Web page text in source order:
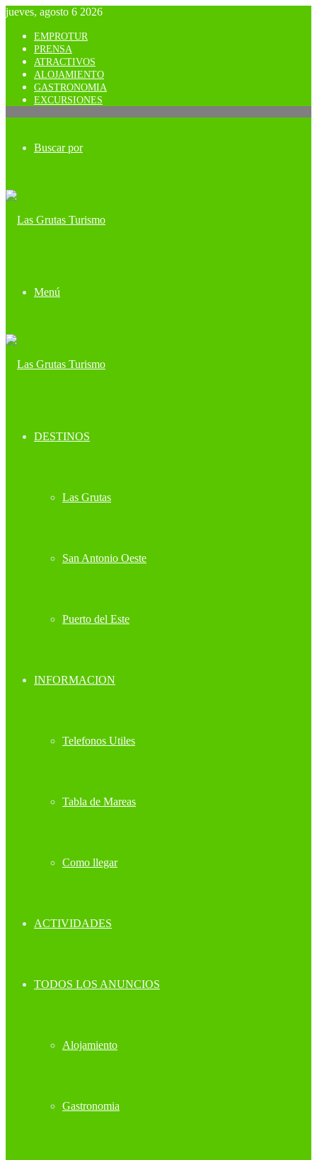
jueves, agosto 6 2026
EMPROTUR
PRENSA
ATRACTIVOS
ALOJAMIENTO
GASTRONOMIA
EXCURSIONES
Buscar por
Menú
DESTINOS
Las Grutas
San Antonio Oeste
Puerto del Este
INFORMACION
Telefonos Utiles
Tabla de Mareas
Como llegar
ACTIVIDADES
TODOS LOS ANUNCIOS
Alojamiento
Gastronomia